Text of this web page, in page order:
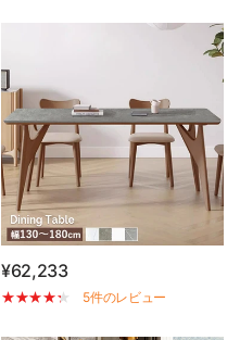
¥62,233
5件のレビュー